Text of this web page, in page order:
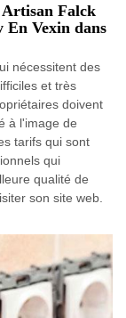
Artisan Falck
Vexin dans
nécessitent des
et très
doivent
à l'image de
tarifs qui sont
qui
qualité de
son site web.